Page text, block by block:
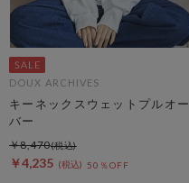
DOUX ARCHIVES
キーネックスウェットプルオー
バー
￥4,235 50％OFF
￥8,470